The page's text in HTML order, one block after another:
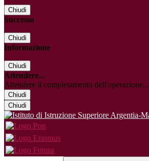
Chiudi
Successo
Chiudi
Informazione
Chiudi
Attendere...
Attendere il completamento dell'operazione...
Chiudi
Chiudi